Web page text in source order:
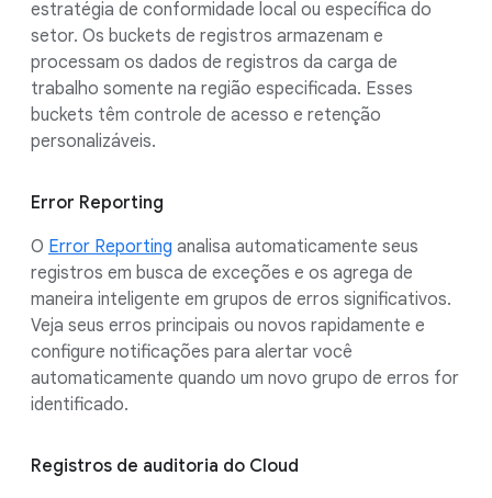
estratégia de conformidade local ou específica do
setor. Os buckets de registros armazenam e
processam os dados de registros da carga de
trabalho somente na região especificada. Esses
buckets têm controle de acesso e retenção
personalizáveis.
Error Reporting
O Error Reporting analisa automaticamente seus
registros em busca de exceções e os agrega de
maneira inteligente em grupos de erros significativos.
Veja seus erros principais ou novos rapidamente e
configure notificações para alertar você
automaticamente quando um novo grupo de erros for
identificado.
Registros de auditoria do Cloud